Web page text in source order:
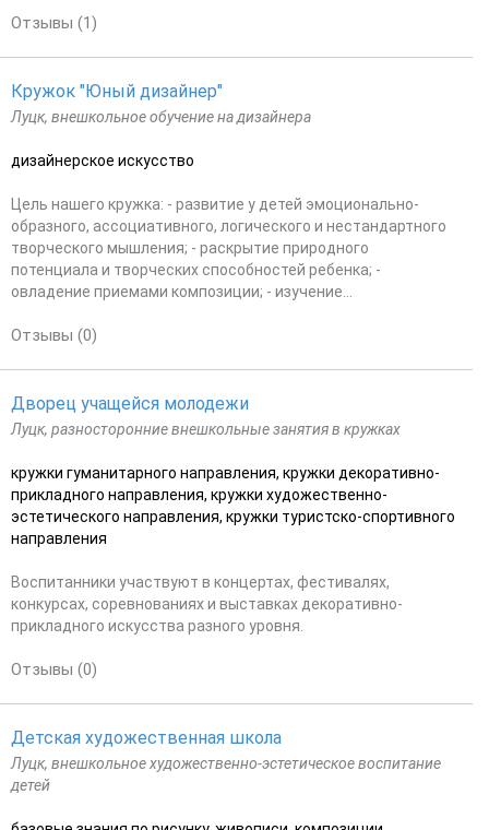
Отзывы (1)
Кружок "Юный дизайнер"
Луцк, внешкольное обучение на дизайнера
дизайнерское искусство
Цель нашего кружка: - развитие у детей эмоционально-
образного, ассоциативного, логического и нестандартного
творческого мышления; - раскрытие природного
потенциала и творческих способностей ребенка; -
овладение приемами композиции; - изучение...
Отзывы (0)
Дворец учащейся молодежи
Луцк, разносторонние внешкольные занятия в кружках
кружки гуманитарного направления, кружки декоративно-
прикладного направления, кружки художественно-
эстетического направления, кружки туристско-спортивного
направления
Воспитанники участвуют в концертах, фестивалях,
конкурсах, соревнованиях и выставках декоративно-
прикладного искусства разного уровня.
Отзывы (0)
Детская художественная школа
Луцк, внешкольное художественно-эстетическое воспитание
детей